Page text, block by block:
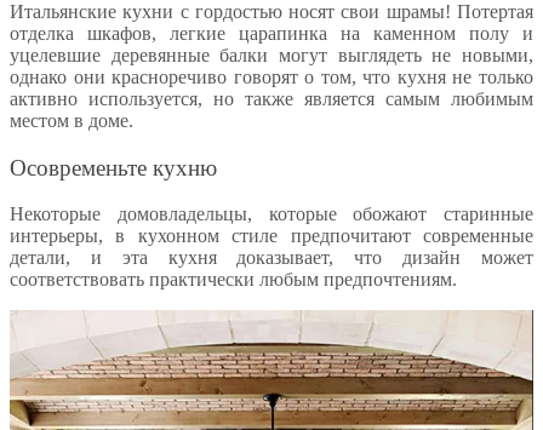
Итальянские кухни с гордостью носят свои шрамы! Потертая
отделка шкафов, легкие царапинка на каменном полу и
уцелевшие деревянные балки могут выглядеть не новыми,
однако они красноречиво говорят о том, что кухня не только
активно используется, но также является самым любимым
местом в доме.
Осовременьте кухню
Некоторые домовладельцы, которые обожают старинные
интерьеры, в кухонном стиле предпочитают современные
детали, и эта кухня доказывает, что дизайн может
соответствовать практически любым предпочтениям.